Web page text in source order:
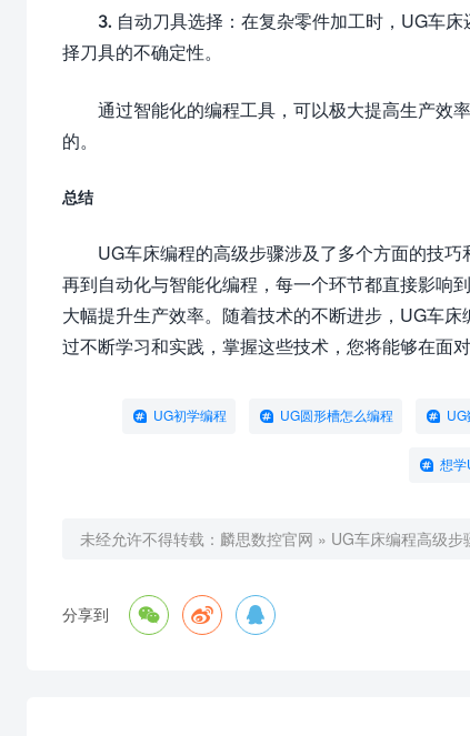
3. 自动刀具选择：在复杂零件加工时，UG车
择刀具的不确定性。
通过智能化的编程工具，可以极大提高生产效
的。
总结
UG车床编程的高级步骤涉及了多个方面的技
再到自动化与智能化编程，每一个环节都直接影响
大幅提升生产效率。随着技术的不断进步，UG车
过不断学习和实践，掌握这些技术，您将能够在面
UG初学编程 UG圆形槽怎么编程
想学
未经允许不得转载： 麟思数控官网 » UG车床编程高级步
分享到   